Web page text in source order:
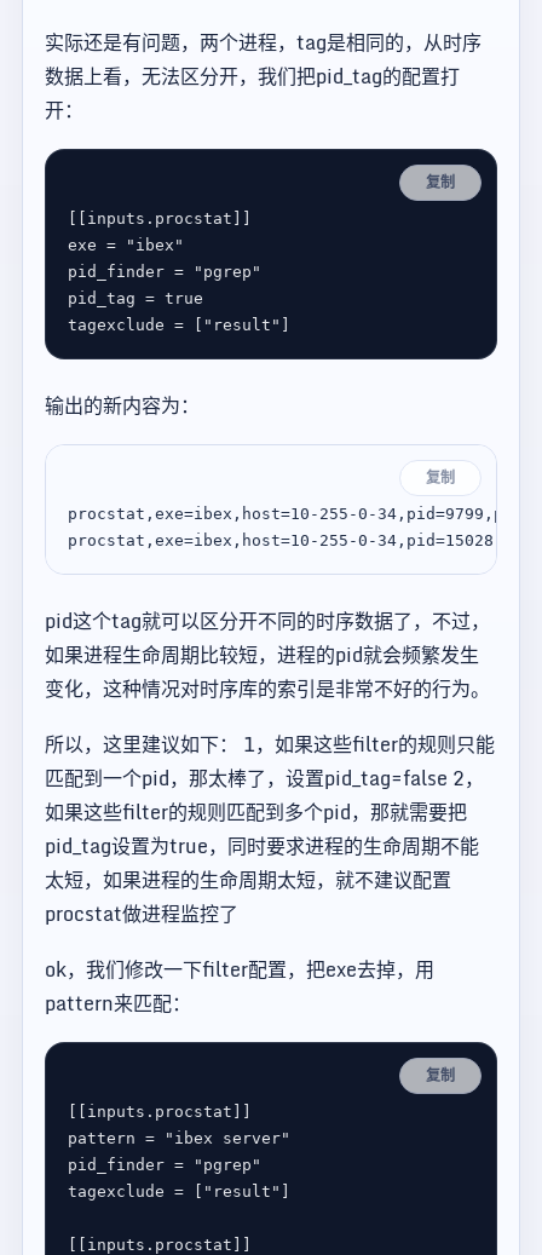
实际还是有问题，两个进程，tag是相同的，从时序
数据上看，无法区分开，我们把pid_tag的配置打
开：
复制
inputs . procstat
exe =
"ibex"
pid_finder =
"pgrep"
pid_tag = true
tagexclude = [ "result"
输出的新内容为：
复制
procstat,exe=ibex,host=10-255-0-
pid这个tag就可以区分开不同的时序数据了，不过，
如果进程生命周期比较短，进程的pid就会频繁发生
变化，这种情况对时序库的索引是非常不好的行为。
所以，这里建议如下： 1，如果这些filter的规则只能
匹配到一个pid，那太棒了，设置pid_tag=false 2，
如果这些filter的规则匹配到多个pid，那就需要把
pid_tag设置为true，同时要求进程的生命周期不能
太短，如果进程的生命周期太短，就不建议配置
procstat做进程监控了
ok，我们修改一下filter配置，把exe去掉，用
pattern来匹配：
复制
inputs . procstat
pattern =
"ibex server"
pid_finder =
"pgrep"
tagexclude = [ "result"
inputs . procstat